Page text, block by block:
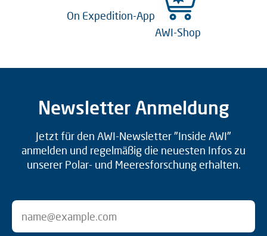
On Expedition-App
AWI-Shop
Newsletter Anmeldung
Jetzt für den AWI-Newsletter "Inside AWI"
anmelden und regelmäßig die neuesten Infos zu
unserer Polar- und Meeresforschung erhalten.